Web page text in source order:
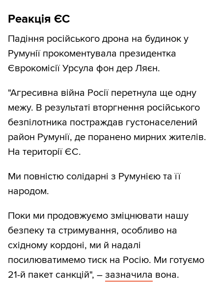
Реакція ЄС
Падіння російського дрона на будинок у
Румунії прокоментувала президентка
Єврокомісії Урсула фон дер Ляєн.
"Агресивна війна Росії перетнула ще одну
межу. В результаті вторгнення російського
безпілотника постраждав густонаселений
район Румунії, де поранено мирних жителів.
На території ЄС.
Ми повністю солідарні з Румунією та її
народом.
Поки ми продовжуємо зміцнювати нашу
безпеку та стримування, особливо на
східному кордоні, ми й надалі
посилюватимемо тиск на Росію. Ми готуємо
21-й пакет санкцій", – зазначила вона.